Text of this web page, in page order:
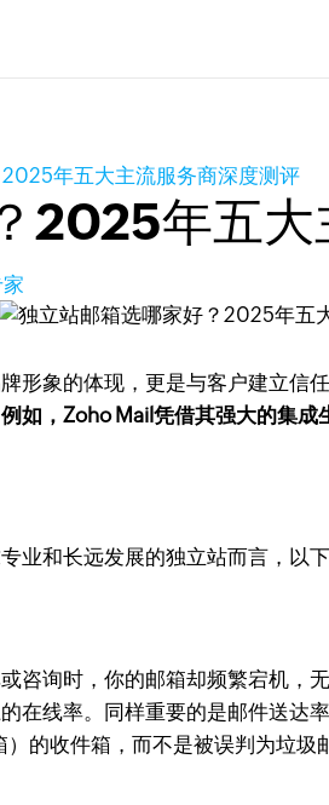
年五大主流服务商深度测评
2025年五
形象的体现，更是与客户建立信
例如，Zoho Mail凭借其强大的集
业和长远发展的独立站而言，
咨询时，你的邮箱却频繁宕机
在线率。同样重要的是邮件送达
的收件箱，而不是被误判为垃圾